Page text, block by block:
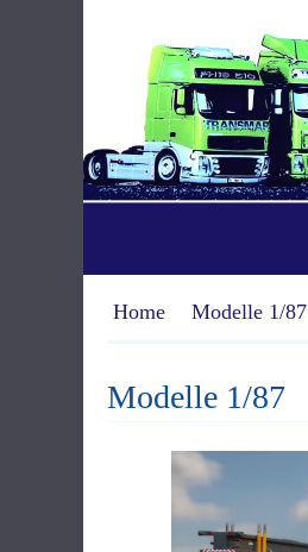
Home Modelle 1/87
Modelle 1/87